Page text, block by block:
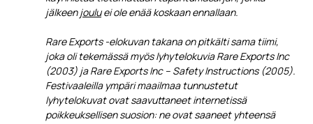
jälkeenjouluei ole enää koskaan ennallaan.
Rare Exports -elokuvan takana on pitkälti sama tiimi,
joka oli tekemässä myös lyhytelokuvia Rare Exports Inc
(2003) ja Rare Exports Inc – Safety Instructions (2005).
Festivaaleilla ympäri maailmaa tunnustetut
lyhytelokuvat ovat saavuttaneet internetissä
poikkeuksellisen suosion: ne ovat saaneet yhteensä